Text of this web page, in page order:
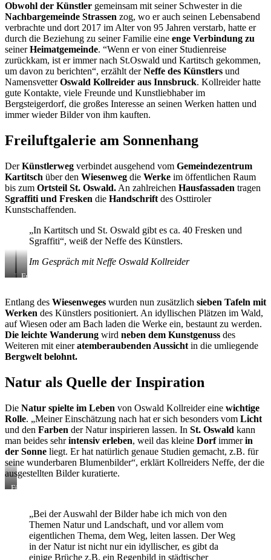
Naturlandschaft
zum
Dorf
Kartitsch
am
Oswald
Kollreider
Weg
Obwohl der Künstler gemeinsam mit seiner Schwester in die
Nachbargemeinde Strassen zog, wo er auch seinen Lebensabend
verbrachte und dort 2017 im Alter von 95 Jahren verstarb, hatte er
durch die Beziehung zu seiner Familie eine enge Verbindung zu
seinerHeimatgemeinde. “Wenn er von einer Studienreise
zurückkam, ist er immer nach St.Oswald und Kartitsch gekommen,
um davon zu berichten“, erzählt derNeffe des Künstlers und
NamensvetterOswald Kollreider aus Innsbruck. Kollreider hatte
gute Kontakte, viele Freunde und Kunstliebhaber im
Bergsteigerdorf, die großes Interesse an seinen Werken hatten und
immer wieder Bilder von ihm kauften.
Freiluftgalerie am Sonnenhang
DerKünstlerweg verbindet ausgehend vom Gemeindezentrum
Kartitsch über den Wiesenweg die Werke im öffentlichen Raum
bis zum Ortsteil St. Oswald. An zahlreichen Hausfassaden tragen
Sgraffiti und Fresken die Handschrift des Osttiroler
Kunstschaffenden.
„In Kartitsch und St. Oswald gibt es ca. 40 Fresken und
Sgraffiti“, weiß der Neffe des Künstlers.
Im Gespräch mit Neffe Oswald Kollreider
„Die
–
Sgraffito
an
der
Kirche
Kartitsch
Fresko
Kollreider
in
St.
Oswald
Entlang des Wiesenweges wurden nun zusätzlich sieben Tafeln mit
Werken des Künstlers positioniert. An idyllischen Plätzen im Wald,
auf Wiesen oder am Bach laden die Werke ein, bestaunt zu werden.
Die leichte Wanderung wird neben dem Kunstgenuss des
Weiteren mit eineratemberaubenden Aussicht in die umliegende
Bergwelt belohnt.
Natur als Quelle der Inspiration
Die Natur spielte im Leben von Oswald Kollreider eine wichtige
Rolle. „Meiner Einschätzung nach hat er sich besonders vom Licht
und den Farben der Natur inspirieren lassen. In St. Oswald kann
man beides sehrintensiv erleben, weil das kleine Dorfimmerin
der Sonne liegt. Er hat natürlich genaue Studien gemacht, z.B. für
seine wunderbaren Blumenbilder“, erklärt Kollreiders Neffe, der die
ausgestellten Bilder kuratierte.
Für
Oswald
Kollreider
genaue
Studien
„Bei der Auswahl der Bilder habe ich mich von den
Themen Natur und Landschaft, und vor allem vom
eigentlichen Thema, dem Weg, leiten lassen. Der Weg
in der Natur ist nicht nur ein idyllischer, es gibt da
einige Brüche z.B. ein Regenbild in städtischer